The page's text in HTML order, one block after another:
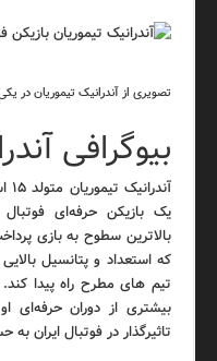
تصویری از آندرانیک تیموریان در
بیوگرافی
یک بازیکن حرفه‌ای
بالاترین سطوح به بازی
که استعداد و پتانسیل
تیم های مطرح راه پیدا
بیشتری از دوران حرفه‌ای
تاثیرگذار در فوتبال ایران